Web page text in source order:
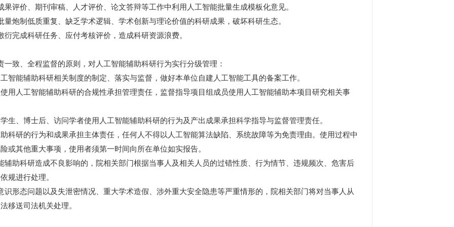
评价、期刊审稿、人才评价、论文答辩等工作中利用人工智能批量生成模板化意见。
炮制低质重复、缺乏学术逻辑、学术创新与理论价值的科研成果，破坏科研生态。
完成科研任务、应付考核评价，造成科研资源浪费。
致、全程监督的原则，对人工智能辅助科研行为实行分级管理：
辅助科研相关制度的制定、落实与监督，做好本单位自建人工智能工具的备案工作。
人工智能辅助科研的合规性承担管理责任，监督指导项目组成员使用人工智能辅助本项目研究相关事
博士后、访问学者使用人工智能辅助科研的行为及产出成果承担科学指导与监督管理责任。
的行为和成果承担主体责任，任何人不得以人工智能算法缺陷、系统故障等为免责理由。使用过程中
或其他重大事项，使用者须第一时间向所在单位如实报告。
助科研造成不良影响的，院相关部门根据当事人及相关人员的过错性质、行为情节、违规频次、危害后
规进行处理。
形态问题以及失泄密情况、重大学术造假、涉外重大安全隐患等严重情形的，院相关部门将对当事人从
移送司法机关处理。